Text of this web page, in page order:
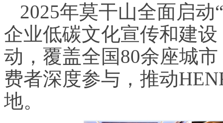
2025年莫干山全面启
企业低碳文化宣传和建
动，覆盖全国80余座城
费者深度参与，推动
地。